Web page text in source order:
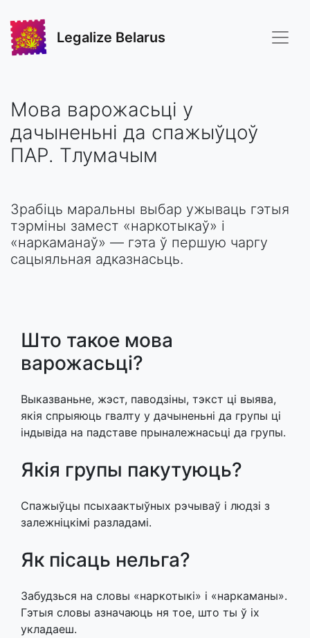
Legalize Belarus
Мова варожасьці у
дачыненьні да спажыўцоў
ПАР. Тлумачым
Зрабіць маральны выбар ужываць гэтыя
тэрміны замест «наркотыкаў» і
«наркаманаў» — гэта ў першую чаргу
сацыяльная адказнасьць.
Што такое мова
варожасьці?
Выказваньне, жэст, паводзіны, тэкст ці выява,
якія спрыяюць гвалту у дачыненьні да групы ці
індывіда на падставе прыналежнасьці да групы.
Якія групы пакутуюць?
Спажыўцы псыхаактыўных рэчываў і людзі з
залежніцкімі разладамі.
Як пісаць нельга?
Забудзься на словы «наркотыкі» і «наркаманы».
Гэтыя словы азначаюць ня тое, што ты ў іх
укладаеш.